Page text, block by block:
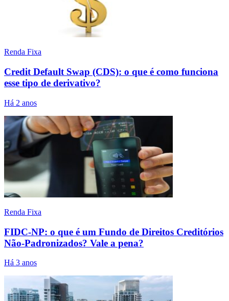
Renda Fixa
Credit Default Swap (CDS): o que é como funciona
esse tipo de derivativo?
Há 2 anos
Renda Fixa
FIDC-NP: o que é um Fundo de Direitos Creditórios
Não-Padronizados? Vale a pena?
Há 3 anos